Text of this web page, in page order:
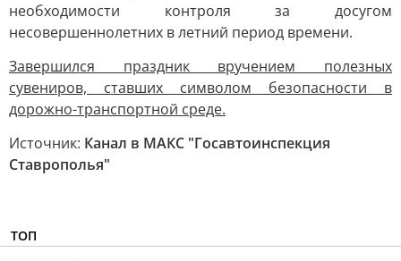
необходимости контроля за досугом
несовершеннолетних в летний период времени.
Завершился праздник вручением полезных
сувениров, ставших символом безопасности в
дорожно-транспортной среде.
Источник: Канал в МАКС "Госавтоинспекция
Ставрополья"
ТОП